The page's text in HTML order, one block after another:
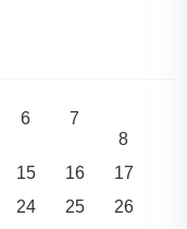
6
7
8
15 16
17
24 25
26